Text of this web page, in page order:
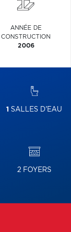
ANNÉE DE
CONSTRUCTION
2006
1 SALLES D'EAU
2 FOYERS